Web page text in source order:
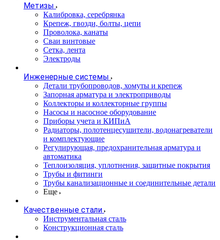
Метизы
Калибровка, серебрянка
Крепеж, гвозди, болты, цепи
Проволока, канаты
Сваи винтовые
Сетка, лента
Электроды
Инженерные системы
Детали трубопроводов, хомуты и крепеж
Запорная арматура и электроприводы
Коллекторы и коллекторные группы
Насосы и насосное оборудование
Приборы учета и КИПиА
Радиаторы, полотенцесушители, водонагреватели
и комплектующие
Регулирующая, предохранительная арматура и
автоматика
Теплоизоляция, уплотнения, защитные покрытия
Трубы и фитинги
Трубы канализационные и соединительные детали
Еще
Качественные стали
Инструментальная сталь
Конструкционная сталь